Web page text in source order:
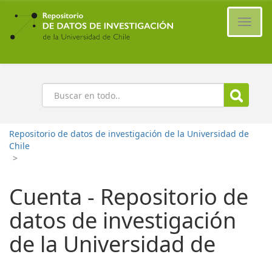
Ir
contenido
principal
Buscar
Repositorio de datos de investigación de la Universidad de
Chile
>
Cuenta - Repositorio de
datos de investigación
de la Universidad de